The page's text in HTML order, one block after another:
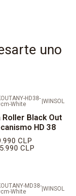
A
DE 10 DÍAS
uno
HD38-
White
WINSOL
Roller Black Out
HD 38
CLP
CLP
MD38-
White
WINSOL